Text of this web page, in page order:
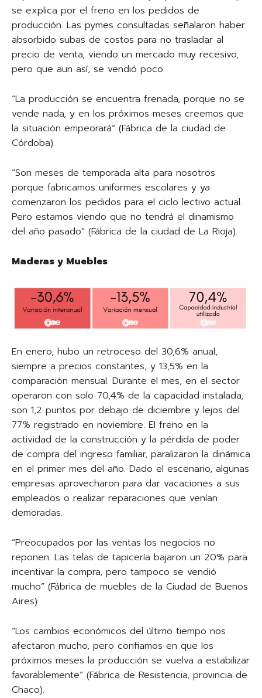
se explica por el freno en los pedidos de
producción. Las pymes consultadas señalaron haber
absorbido subas de costos para no trasladar al
precio de venta, viendo un mercado muy recesivo,
pero que aun así, se vendió poco.
“La producción se encuentra frenada, porque no se
vende nada, y en los próximos meses creemos que
la situación empeorará” (Fábrica de la ciudad de
Córdoba).
“Son meses de temporada alta para nosotros
porque fabricamos uniformes escolares y ya
comenzaron los pedidos para el ciclo lectivo actual.
Pero estamos viendo que no tendrá el dinamismo
del año pasado” (Fábrica de la ciudad de La Rioja).
Maderas y Muebles
En enero, hubo un retroceso del 30,6% anual,
siempre a precios constantes, y 13,5% en la
comparación mensual. Durante el mes, en el sector
operaron con solo 70,4% de la capacidad instalada,
son 1,2 puntos por debajo de diciembre y lejos del
77% registrado en noviembre. El freno en la
actividad de la construcción y la pérdida de poder
de compra del ingreso familiar, paralizaron la dinámica
en el primer mes del año. Dado el escenario, algunas
empresas aprovecharon para dar vacaciones a sus
empleados o realizar reparaciones que venían
demoradas.
“Preocupados por las ventas los negocios no
reponen. Las telas de tapicería bajaron un 20% para
incentivar la compra, pero tampoco se vendió
mucho” (Fábrica de muebles de la Ciudad de Buenos
Aires)
“Los cambios económicos del último tiempo nos
afectaron mucho, pero confiamos en que los
próximos meses la producción se vuelva a estabilizar
favorablemente” (Fábrica de Resistencia, provincia de
Chaco).